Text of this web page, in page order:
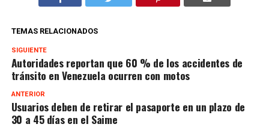
TEMAS RELACIONADOS
SIGUIENTE
Autoridades reportan que 60 % de los accidentes de
tránsito en Venezuela ocurren con motos
ANTERIOR
Usuarios deben de retirar el pasaporte en un plazo de
30 a 45 días en el Saime